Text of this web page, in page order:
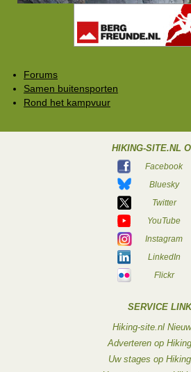
Forums
Samen buitensporten
Rond het kampvuur
HIKING-SITE.NL
Facebook
Bluesky
Twitter
YouTube
Instagram
LinkedIn
Flickr
SERVICE
Hiking-site.nl
Adverteren op
Uw stages op